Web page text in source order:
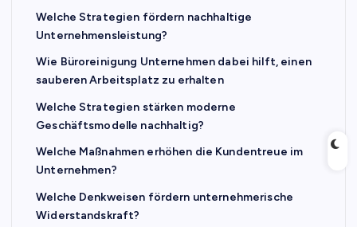
Welche Strategien fördern nachhaltige
Unternehmensleistung?
Wie Büroreinigung Unternehmen dabei hilft, einen
sauberen Arbeitsplatz zu erhalten
Welche Strategien stärken moderne
Geschäftsmodelle nachhaltig?
Welche Maßnahmen erhöhen die Kundentreue im
Unternehmen?
Welche Denkweisen fördern unternehmerische
Widerstandskraft?